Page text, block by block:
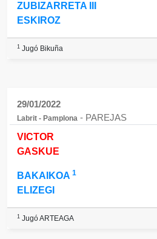
ZUBIZARRETA III
ESKIROZ
1 Jugó Bikuña
29/01/2022
Labrit - Pamplona - PAREJAS
VICTOR
GASKUE
BAKAIKOA 1
ELIZEGI
1 Jugó ARTEAGA